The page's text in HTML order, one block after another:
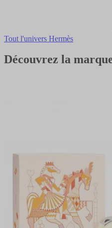
Tout l'univers Hermès
Découvrez la